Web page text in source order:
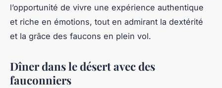
l’opportunité de vivre une expérience authentique
et riche en émotions, tout en admirant la dextérité
et la grâce des faucons en plein vol.
Dîner dans le désert avec des
fauconniers